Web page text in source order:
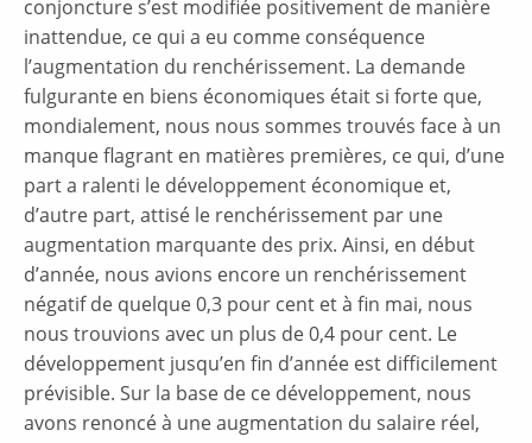
conjoncture s’est modifiée positivement de manière
inattendue, ce qui a eu comme conséquence
l’augmentation du renchérissement. La demande
fulgurante en biens économiques était si forte que,
mondialement, nous nous sommes trouvés face à un
manque flagrant en matières premières, ce qui, d’une
part a ralenti le développement économique et,
d’autre part, attisé le renchérissement par une
augmentation marquante des prix. Ainsi, en début
d’année, nous avions encore un renchérissement
négatif de quelque 0,3 pour cent et à fin mai, nous
nous trouvions avec un plus de 0,4 pour cent. Le
développement jusqu’en fin d’année est difficilement
prévisible. Sur la base de ce développement, nous
avons renoncé à une augmentation du salaire réel,